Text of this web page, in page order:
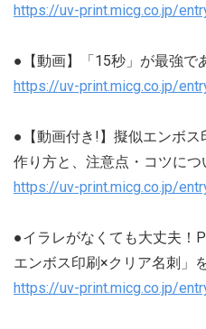
https://uv-print.micg.co.jp/
●【動画】「15秒」が最強で
https://uv-print.micg.co.jp/
●【動画付き!】擬似エンボ
作り方と、注意点・コツにつ
https://uv-print.micg.co.jp/
●イラレがなくても大丈夫！
エンボス印刷×クリア名刺」
https://uv-print.micg.co.jp/